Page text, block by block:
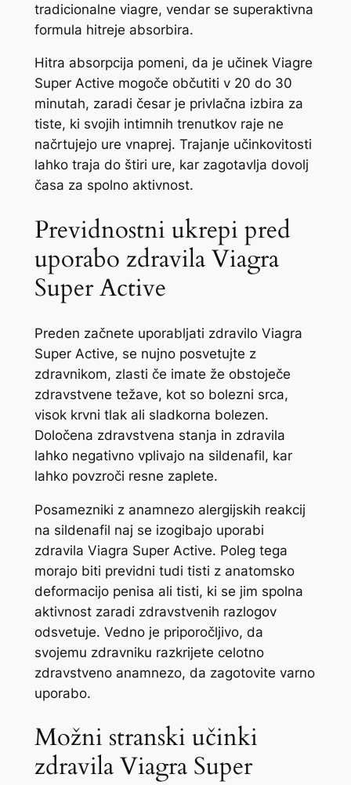
tradicionalne viagre, vendar se superaktivna
formula hitreje absorbira.
Hitra absorpcija pomeni, da je učinek Viagre
Super Active mogoče občutiti v 20 do 30
minutah, zaradi česar je privlačna izbira za
tiste, ki svojih intimnih trenutkov raje ne
načrtujejo ure vnaprej. Trajanje učinkovitosti
lahko traja do štiri ure, kar zagotavlja dovolj
časa za spolno aktivnost.
Previdnostni ukrepi pred
uporabo zdravila Viagra
Super Active
Preden začnete uporabljati zdravilo Viagra
Super Active, se nujno posvetujte z
zdravnikom, zlasti če imate že obstoječe
zdravstvene težave, kot so bolezni srca,
visok krvni tlak ali sladkorna bolezen.
Določena zdravstvena stanja in zdravila
lahko negativno vplivajo na sildenafil, kar
lahko povzroči resne zaplete.
Posamezniki z anamnezo alergijskih reakcij
na sildenafil naj se izogibajo uporabi
zdravila Viagra Super Active. Poleg tega
morajo biti previdni tudi tisti z anatomsko
deformacijo penisa ali tisti, ki se jim spolna
aktivnost zaradi zdravstvenih razlogov
odsvetuje. Vedno je priporočljivo, da
svojemu zdravniku razkrijete celotno
zdravstveno anamnezo, da zagotovite varno
uporabo.
Možni stranski učinki
zdravila Viagra Super